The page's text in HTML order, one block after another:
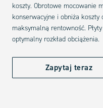
koszty. Obrotowe mocowanie
konserwacyjne i obniża koszty
maksymalną rentowność.
optymalny rozkład obciążenia.
Zapytaj teraz